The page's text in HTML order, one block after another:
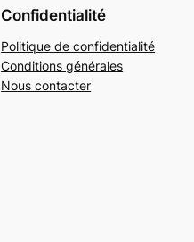
Confidentialité
Politique de confidentialité
Conditions générales
Nous contacter